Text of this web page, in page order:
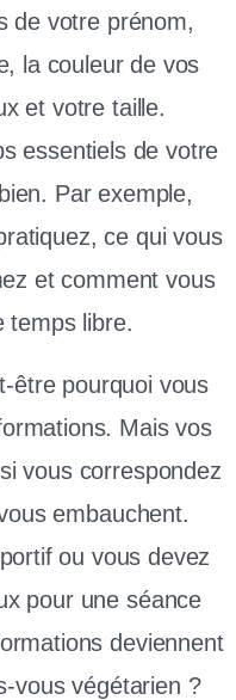
de votre prénom,
la couleur de vos
et votre taille.
essentiels de votre
Par exemple,
ce qui vous
et comment vous
temps libre.
être pourquoi vous
Mais vos
vous correspondez
embauchent.
ou vous devez
pour une séance
deviennent
vous végétarien ?